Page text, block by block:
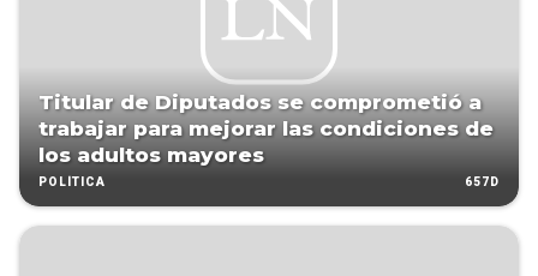
Titular de Diputados se comprometió a
trabajar para mejorar las condiciones de
los adultos mayores
POLÍTICA 657D